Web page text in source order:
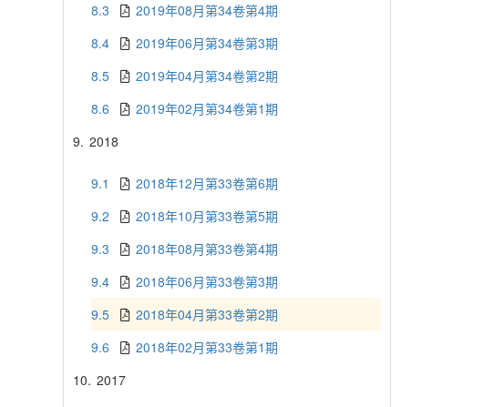
8.3
2019年08月第34卷第4期
8.4
2019年06月第34卷第3期
8.5
2019年04月第34卷第2期
8.6
2019年02月第34卷第1期
9. 2018
9.1
2018年12月第33卷第6期
9.2
2018年10月第33卷第5期
9.3
2018年08月第33卷第4期
9.4
2018年06月第33卷第3期
9.5
2018年04月第33卷第2期
9.6
2018年02月第33卷第1期
10. 2017